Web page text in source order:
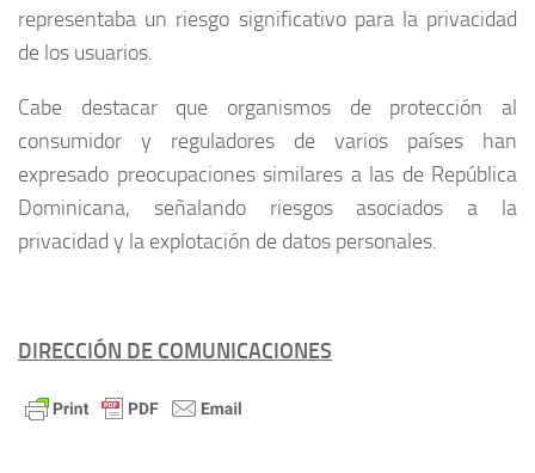
representaba un riesgo significativo para la privacidad
de los usuarios.
Cabe destacar que organismos de protección al
consumidor y reguladores de varios países han
expresado preocupaciones similares a las de República
Dominicana, señalando riesgos asociados a la
privacidad y la explotación de datos personales.
DIRECCIÓN DE COMUNICACIONES